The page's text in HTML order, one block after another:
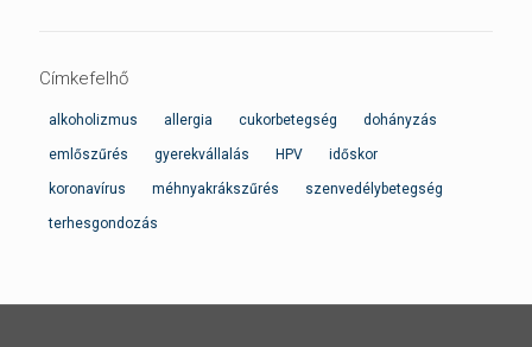
Címkefelhő
alkoholizmus allergia cukorbetegség dohányzás
emlőszűrés gyerekvállalás HPV időskor
koronavírus méhnyakrákszűrés szenvedélybetegség
terhesgondozás